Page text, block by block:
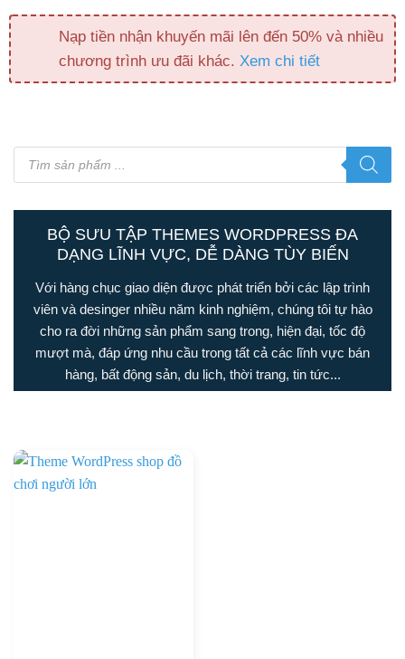
Nạp tiền nhận khuyến mãi lên đến 50% và nhiều
chương trình ưu đãi khác. Xem chi tiết
Tìm
kiếm
sản
BỘ SƯU TẬP THEMES WORDPRESS ĐA
DẠNG LĨNH VỰC, DỄ DÀNG TÙY BIẾN
Với hàng chục giao diện được phát triển bởi các lập trình
viên và desinger nhiều năm kinh nghiệm, chúng tôi tự hào
cho ra đời những sản phẩm sang trong, hiện đại, tốc độ
mượt mà, đáp ứng nhu cầu trong tất cả các lĩnh vực bán
hàng, bất động sản, du lịch, thời trang, tin tức...